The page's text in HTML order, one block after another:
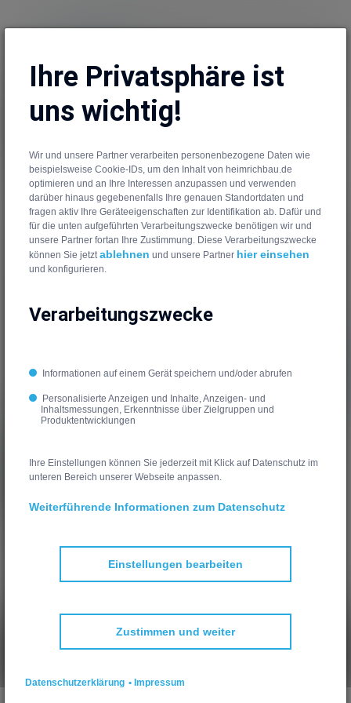
404
Seite nicht gefunden
© 2026 Heimrich Bau Gmbh. Impressum
Datenschutz
Ihre Privatsphäre ist
uns wichtig!
Wir und unsere Partner verarbeiten personenbezogene Daten wie
beispielsweise Cookie-IDs, um den Inhalt von heimrichbau.de
optimieren und an Ihre Interessen anzupassen und verwenden
darüber hinaus gegebenenfalls Ihre genauen Standortdaten und
fragen aktiv Ihre Geräteeigenschaften zur Identifikation ab. Dafür und
für die unten aufgeführten Verarbeitungszwecke benötigen wir und
unsere Partner fortan Ihre Zustimmung. Diese Verarbeitungszwecke
können Sie jetztablehnen und unsere Partner hier einsehen
und konfigurieren.
Verarbeitungszwecke
Informationen auf einem Gerät speichern und/oder abrufen
Personalisierte Anzeigen und Inhalte, Anzeigen- und
Inhaltsmessungen, Erkenntnisse über Zielgruppen und
Produktentwicklungen
Ihre Einstellungen können Sie jederzeit mit Klick auf Datenschutz im
unteren Bereich unserer Webseite anpassen.
Weiterführende Informationen zum Datenschutz
Einstellungen bearbeiten
Zustimmen und weiter
Datenschutzerklärung • Impressum